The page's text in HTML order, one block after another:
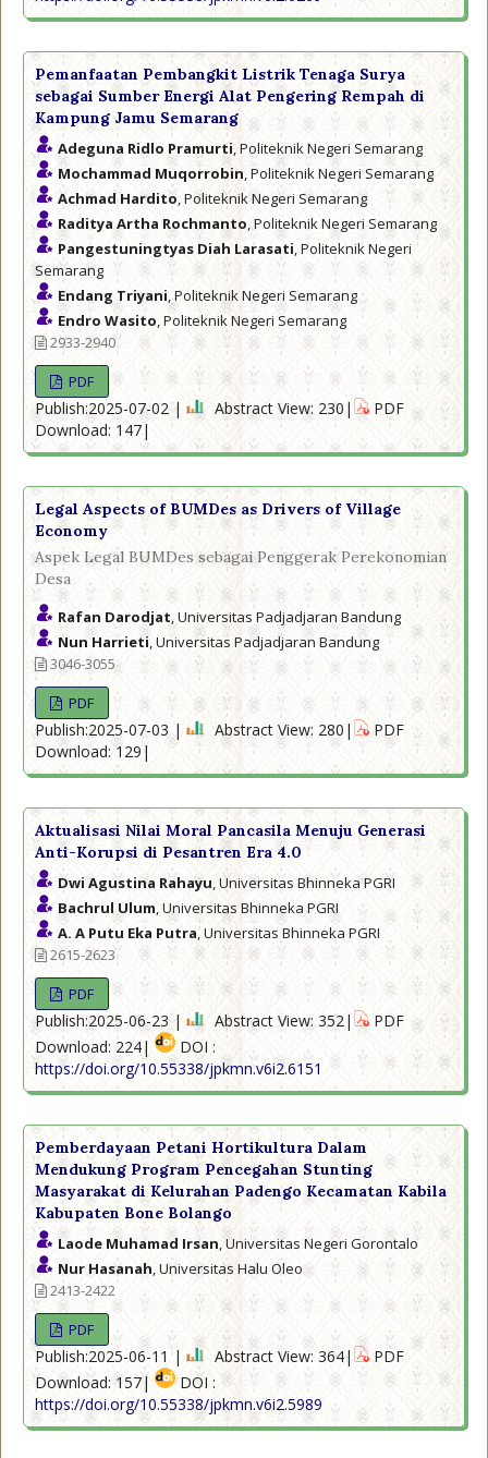
Pemanfaatan Pembangkit Listrik Tenaga Surya
sebagai Sumber Energi Alat Pengering Rempah di
Kampung Jamu Semarang
Adeguna Ridlo Pramurti, Politeknik Negeri Semarang
Mochammad Muqorrobin, Politeknik Negeri Semarang
Achmad Hardito, Politeknik Negeri Semarang
Raditya Artha Rochmanto, Politeknik Negeri Semarang
Pangestuningtyas Diah Larasati, Politeknik Negeri
Semarang
Endang Triyani, Politeknik Negeri Semarang
Endro Wasito, Politeknik Negeri Semarang
2933-2940
PDF
Publish:2025-07-02 | Abstract View: 230|
PDF
Download: 147|
Legal Aspects of BUMDes as Drivers of Village
Economy
Aspek Legal BUMDes sebagai Penggerak Perekonomian
Desa
Rafan Darodjat, Universitas Padjadjaran Bandung
Nun Harrieti , Universitas Padjadjaran Bandung
3046-3055
PDF
Publish:2025-07-03 | Abstract View: 280|
PDF
Download: 129|
Aktualisasi Nilai Moral Pancasila Menuju Generasi
Anti-Korupsi di Pesantren Era 4.0
Dwi Agustina Rahayu , Universitas Bhinneka PGRI
Bachrul Ulum , Universitas Bhinneka PGRI
A. A Putu Eka Putra, Universitas Bhinneka PGRI
2615-2623
PDF
Publish:2025-06-23 | Abstract View: 352|
PDF
Download: 224|
DOI :
https://doi.org/10.55338/jpkmn.v6i2.6151
Pemberdayaan Petani Hortikultura Dalam
Mendukung Program Pencegahan Stunting
Masyarakat di Kelurahan Padengo Kecamatan Kabila
Kabupaten Bone Bolango
Laode Muhamad Irsan , Universitas Negeri Gorontalo
Nur Hasanah , Universitas Halu Oleo
2413-2422
PDF
Publish:2025-06-11 | Abstract View: 364|
PDF
Download: 157|
DOI :
https://doi.org/10.55338/jpkmn.v6i2.5989